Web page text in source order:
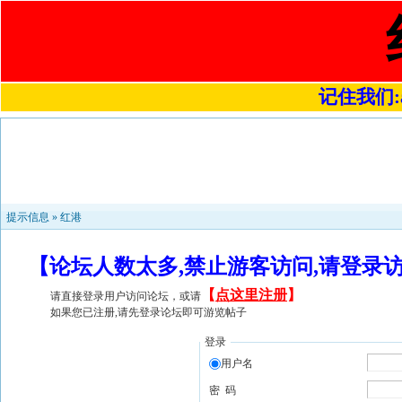
记住我们
提示信息 » 红港
【论坛人数太多,禁止游客访问,请登
请直接登录用户访问论坛，或请 【 点这里注册】
如果您已注册,请先登录论坛即可游览帖子
登录
用户名
密 码